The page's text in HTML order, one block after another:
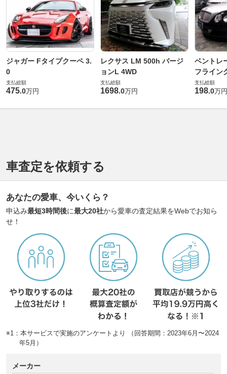
ジャガー Fタイプクーペ 3.
0
支払総額
475.0万円
レクサス LM 500h バージ
ョンL 4WD
支払総額
1698.0万円
ベントレ
フライン
支払総額
198.0万円
車査定を依頼する
あなたの愛車、今いくら？
申込み最短3時間後に最大20社から愛車の査定結果をWebでお知ら
せ！
※1：本サービスで実施のアンケートより （回答期間：2023年6月〜2024
年5月）
メーカー